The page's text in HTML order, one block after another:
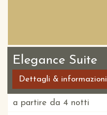
Elegance Suite
Dettagli & informazioni
a partire da 4 notti